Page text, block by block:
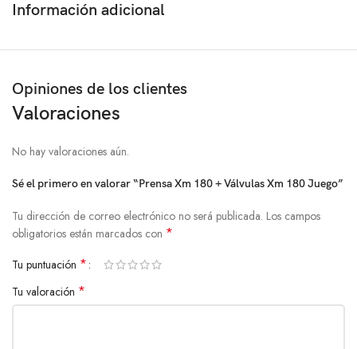
Información adicional
Opiniones de los clientes
Valoraciones
No hay valoraciones aún.
Sé el primero en valorar “Prensa Xm 180 + Válvulas Xm 180 Juego”
Tu dirección de correo electrónico no será publicada. Los campos
obligatorios están marcados con *
Tu puntuación *
Tu valoración *